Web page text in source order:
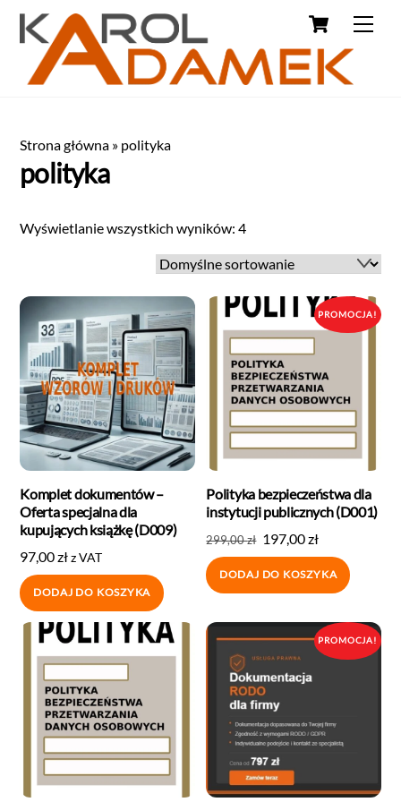
Strona główna » polityka
polityka
Wyświetlanie wszystkich wyników: 4
Komplet dokumentów –
Oferta specjalna dla
kupujących książkę (D009)
97,00zł z VAT
DODAJ DO KOSZYKA
PROMOCJA!
Polityka bezpieczeństwa dla
instytucji publicznych (D001)
299,00zł 197,00zł
DODAJ DO KOSZYKA
PROMOCJA!